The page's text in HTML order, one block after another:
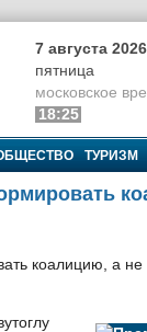
7 августа 2026
пятница
московское
18:25
ТУРИЗМ